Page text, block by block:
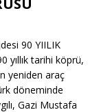
90 YIILIK
yıllık tarihi köprü,
yeniden araç
döneminde
Gazi Mustafa